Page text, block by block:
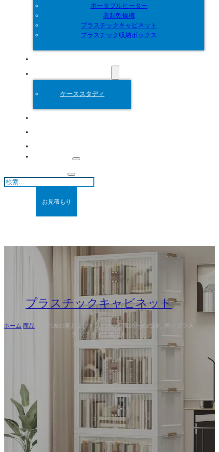
ポータブルヒーター
衣類乾燥機
プラスチックキャビネット
プラスチック収納ボックス
ケーススタディ
検
索
お見積もり
プラスチックキャビネット
ホーム /商品
5 つの層の家およびオフィスの貯蔵のための卸し売りプラス
チック キャビネット